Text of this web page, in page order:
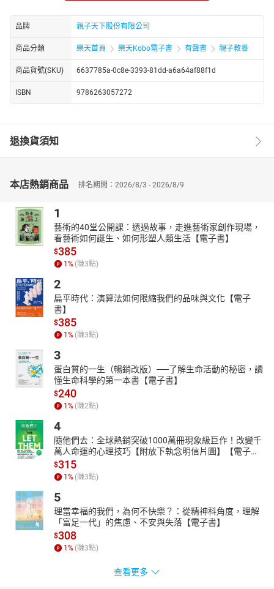
都歷經反覆推敲、仔細經營。除了第一眼的驚嘆，更禁得起一讀再
賴馬的作品幾乎得過所有台灣重要的圖畫書獎項，每有新作都廣受
喜愛，2014出版的《愛哭公主》榮獲兒童及少年圖書金鼎獎，情緒
系列《生氣王子》和《勇敢小火車》累計數十萬本的亮眼銷售成
績，更於2016、2023年榮獲博客來年度最暢銷華文作家，足以顯示
賴馬在圖畫書世界的魅力。
品牌 親子天下股份有限公司
商品分類 樂天首頁 樂天Kobo電子書 有聲書 親子教養
商品貨號(SKU) 6637785a-0c8e-3393-81dd-a6a64af88f1d
ISBN 9786263057272
退換貨須知
本店熱銷商品 排名期間：2026/8/3 - 2026/8/9
1
藝術的40堂公開課：透過故事，走進藝術家創作現場，
看藝術如何誕生、如何形塑人類生活【電子書】
$385
1 % (賺3點)
2
扁平時代：演算法如何限縮我們的品味與文化【電子
書】
$385
1 % (賺3點)
3
蛋白質的一生（暢銷改版）──了解生命活動的秘密，讀
懂生命科學的第一本書【電子書】
$240
1 % (賺2點)
4
隨他們去：全球熱銷突破1000萬冊現象級巨作！改變千
萬人命運的心理技巧【附放下執念明信片圖】【電子
書】
$315
1 % (賺3點)
5
理當幸福的我們，為何不快樂？：從精神科角度，理解
「富足一代」的焦慮、不安與失落【電子書】
$308
1 % (賺3點)
查看更多